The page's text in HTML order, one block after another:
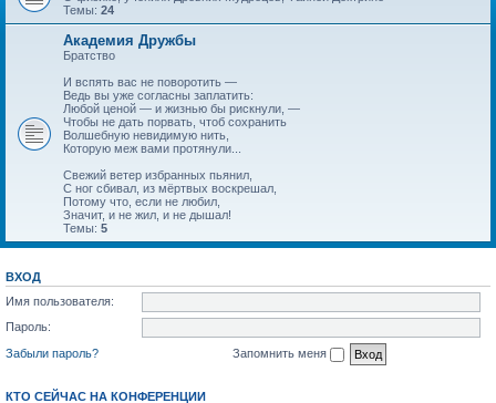
Темы: 24
Академия Дружбы
Братство
И вспять вас не поворотить —
Ведь вы уже согласны заплатить:
Любой ценой — и жизнью бы рискнули, —
Чтобы не дать порвать, чтоб сохранить
Волшебную невидимую нить,
Которую меж вами протянули...
Свежий ветер избранных пьянил,
С ног сбивал, из мёртвых воскрешал,
Потому что, если не любил,
Значит, и не жил, и не дышал!
Темы: 5
ВХОД
Имя пользователя:
Пароль:
Забыли пароль?
Запомнить меня
КТО СЕЙЧАС НА КОНФЕРЕНЦИИ